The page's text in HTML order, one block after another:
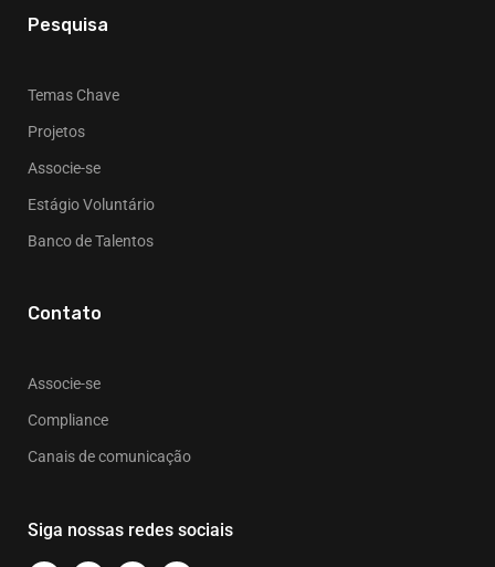
Pesquisa
Temas Chave
Projetos
Associe-se
Estágio Voluntário
Banco de Talentos
Contato
Associe-se
Compliance
Canais de comunicação
Siga nossas redes sociais